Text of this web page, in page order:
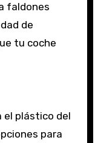
faldones
de
tu coche
el plástico del
para